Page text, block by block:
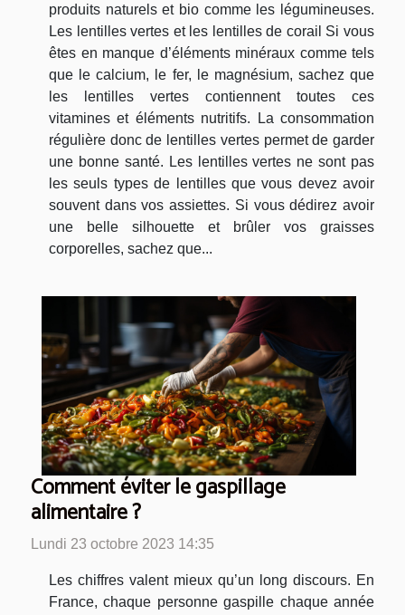
produits naturels et bio comme les légumineuses.
Les lentilles vertes et les lentilles de corail Si vous
êtes en manque d’éléments minéraux comme tels
que le calcium, le fer, le magnésium, sachez que
les lentilles vertes contiennent toutes ces
vitamines et éléments nutritifs. La consommation
régulière donc de lentilles vertes permet de garder
une bonne santé. Les lentilles vertes ne sont pas
les seuls types de lentilles que vous devez avoir
souvent dans vos assiettes. Si vous dédirez avoir
une belle silhouette et brûler vos graisses
corporelles, sachez que...
Comment éviter le gaspillage
alimentaire ?
Lundi 23 octobre 2023 14:35
Les chiffres valent mieux qu’un long discours. En
France, chaque personne gaspille chaque année